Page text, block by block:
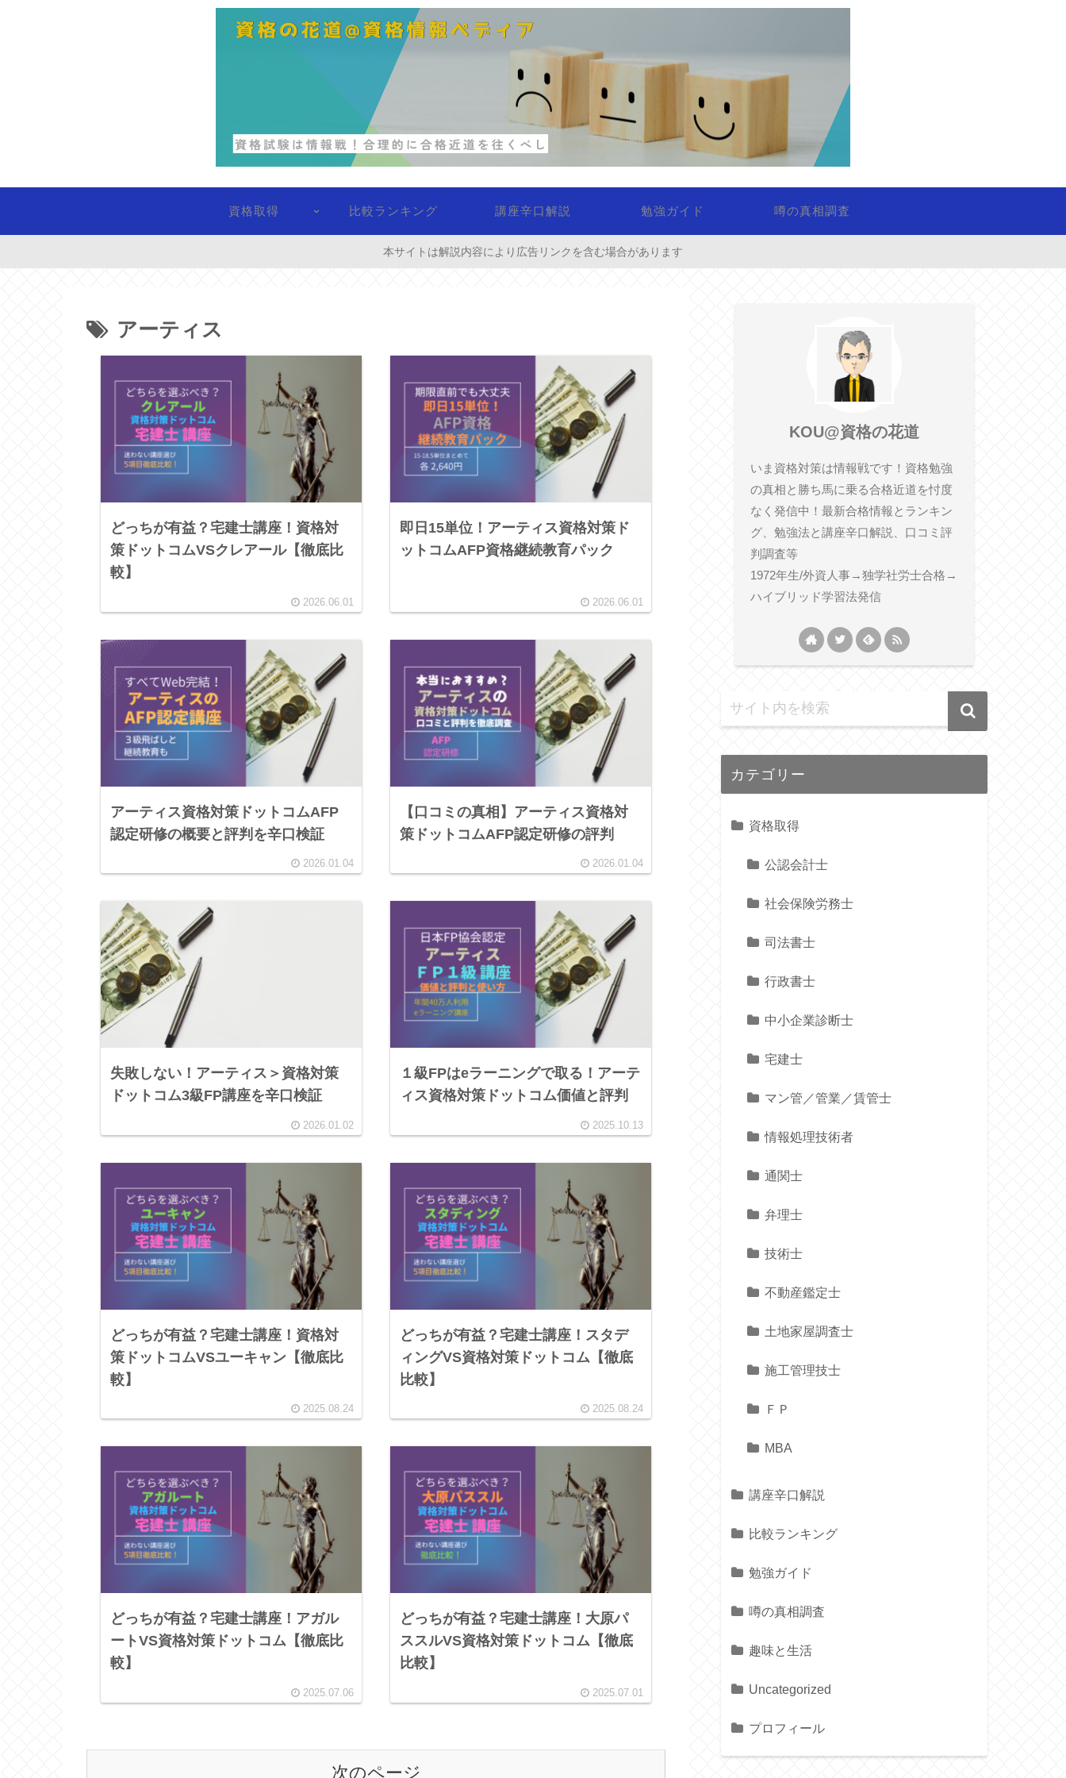
資格取得 比較ランキング 講座辛口解説 勉強ガイド 噂の真相調査
本サイトは解説内容により広告リンクを含む場合があります
アーティス
どっちが有益？宅建士講座！資格対
策ドットコムVSクレアール【徹底比
較】
2026.06.01
即日15単位！アーティス資格対策ド
ットコムAFP資格継続教育パック
2026.06.01
アーティス資格対策ドットコムAFP
認定研修の概要と評判を辛口検証
2026.01.04
【口コミの真相】アーティス資格対
策ドットコムAFP認定研修の評判
2026.01.04
失敗しない！アーティス＞資格対策
ドットコム3級FP講座を辛口検証
2026.01.02
１級FPはeラーニングで取る！アーテ
ィス資格対策ドットコム価値と評判
2025.10.13
どっちが有益？宅建士講座！資格対
策ドットコムVSユーキャン【徹底比
較】
2025.08.24
どっちが有益？宅建士講座！スタデ
ィングVS資格対策ドットコム【徹底
比較】
2025.08.24
どっちが有益？宅建士講座！アガル
ートVS資格対策ドットコム【徹底比
較】
2025.07.06
どっちが有益？宅建士講座！大原パ
ススルVS資格対策ドットコム【徹底
比較】
2025.07.01
次のページ
KOU@資格の花道
いま資格対策は情報戦です！資格勉強
の真相と勝ち馬に乗る合格近道を忖度
なく発信中！最新合格情報とランキン
グ、勉強法と講座辛口解説、口コミ評
判調査等
1972年生/外資人事→独学社労士合格→
ハイブリッド学習法発信
カテゴリー
資格取得
公認会計士
社会保険労務士
司法書士
行政書士
中小企業診断士
宅建士
マン管／管業／賃管士
情報処理技術者
通関士
弁理士
技術士
不動産鑑定士
土地家屋調査士
施工管理技士
ＦＰ
MBA
講座辛口解説
比較ランキング
勉強ガイド
噂の真相調査
趣味と生活
Uncategorized
プロフィール